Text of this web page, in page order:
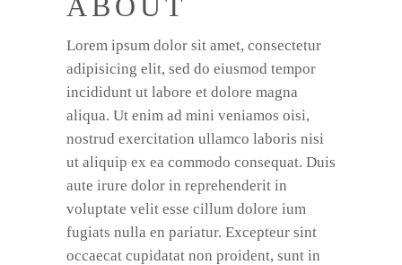
Lorem ipsum dolor sit amet, consectetur
adipisicing elit, sed do eiusmod tempor
incididunt ut labore et dolore magna
aliqua. Ut enim ad mini veniamos oisi,
nostrud exercitation ullamco laboris nisi
ut aliquip ex ea commodo consequat. Duis
aute irure dolor in reprehenderit in
voluptate velit esse cillum dolore ium
fugiats nulla en pariatur. Excepteur sint
occaecat cupidatat non proident, sunt in